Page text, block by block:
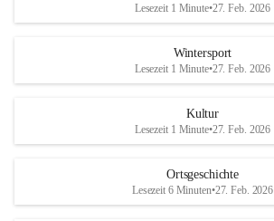
Lesezeit 1 Minute•27. Feb. 2026
Wintersport
Lesezeit 1 Minute•27. Feb. 2026
Kultur
Lesezeit 1 Minute•27. Feb. 2026
Ortsgeschichte
Lesezeit 6 Minuten•27. Feb. 2026